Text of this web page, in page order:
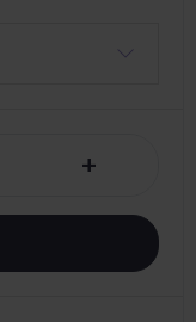
+